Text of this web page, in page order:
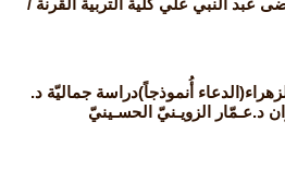
أُنموذجاً)دراسة جماليّة د.
الزويـنيّ الحسـينيّ